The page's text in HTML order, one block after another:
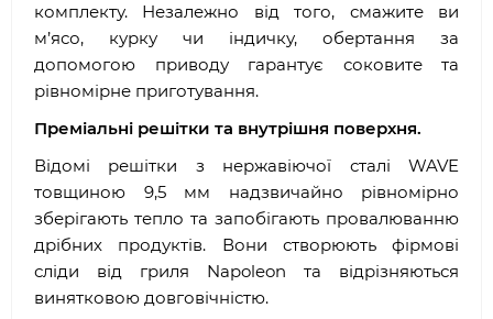
комплекту. Незалежно від того, смажите ви
м’ясо, курку чи індичку, обертання за
допомогою приводу гарантує соковите та
рівномірне приготування.
Преміальні решітки та внутрішня поверхня.
Відомі решітки з нержавіючої сталі WAVE
товщиною 9,5 мм надзвичайно рівномірно
зберігають тепло та запобігають провалюванню
дрібних продуктів. Вони створюють фірмові
сліди від гриля Napoleon та відрізняються
винятковою довговічністю.